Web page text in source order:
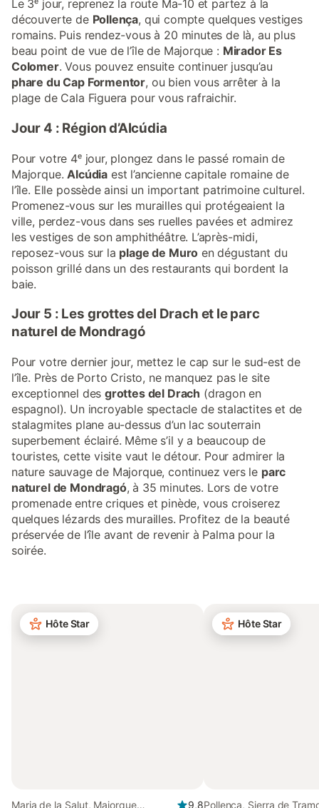
Le 3ᵉ jour, reprenez la route Ma-10 et partez à la
découverte de Pollença, qui compte quelques vestiges
romains. Puis rendez-vous à 20 minutes de là, au plus
beau point de vue de l’île de Majorque : Mirador Es
Colomer. Vous pouvez ensuite continuer jusqu’au
phare du Cap Formentor, ou bien vous arrêter à la
plage de Cala Figuera pour vous rafraichir.
Jour 4 : Région d’Alcúdia
Pour votre 4ᵉ jour, plongez dans le passé romain de
Majorque. Alcúdia est l’ancienne capitale romaine de
l’île. Elle possède ainsi un important patrimoine culturel.
Promenez-vous sur les murailles qui protégeaient la
ville, perdez-vous dans ses ruelles pavées et admirez
les vestiges de son amphithéâtre. L’après-midi,
reposez-vous sur la plage de Muro en dégustant du
poisson grillé dans un des restaurants qui bordent la
baie.
Jour 5 : Les grottes del Drach et le parc
naturel de Mondragó
Pour votre dernier jour, mettez le cap sur le sud-est de
l’île. Près de Porto Cristo, ne manquez pas le site
exceptionnel desgrottes del Drach (dragon en
espagnol). Un incroyable spectacle de stalactites et de
stalagmites plane au-dessus d’un lac souterrain
superbement éclairé. Même s’il y a beaucoup de
touristes, cette visite vaut le détour. Pour admirer la
nature sauvage de Majorque, continuez vers le parc
naturel de Mondragó, à 35 minutes. Lors de votre
promenade entre criques et pinède, vous croiserez
quelques lézards des murailles. Profitez de la beauté
préservée de l’île avant de revenir à Palma pour la
soirée.
Hôte Star
Maria de la Salut, Majorque 9,8
Hôte Star
Pollença, Sierra de